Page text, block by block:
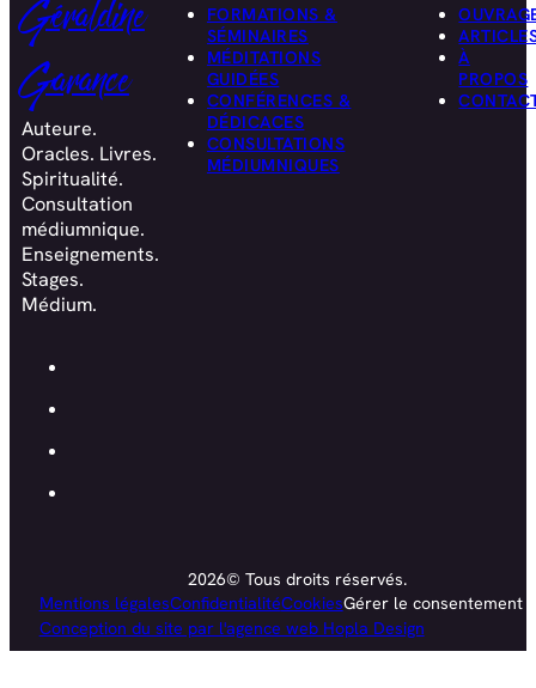
Géraldine
Garance
Auteure.
Oracles. Livres.
Spiritualité.
Consultation
médiumnique.
Enseignements.
Stages.
Médium.
FORMATIONS &
SÉMINAIRES
MÉDITATIONS
GUIDÉES
CONFÉRENCES &
DÉDICACES
CONSULTATIONS
MÉDIUMNIQUES
À
PROPOS
2026© Tous droits réservés.
Mentions légalesConfidentialitéCookiesGérer le consentement
Conception du site par l'agence web Hopla Design